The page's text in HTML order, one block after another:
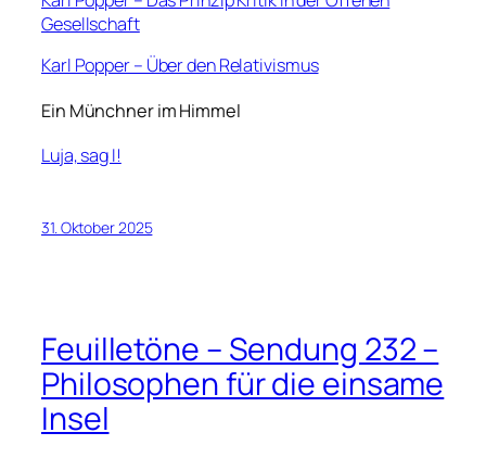
Gesellschaft
Karl Popper – Über den Relativismus
Ein Münchner im Himmel
Luja, sag I!
31. Oktober 2025
Feuilletöne – Sendung 232 –
Philosophen für die einsame
Insel